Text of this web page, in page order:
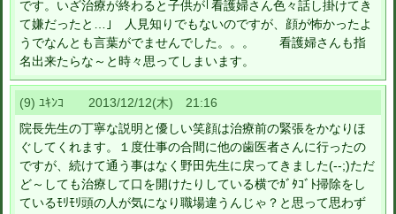
です。いざ治療が終わると子供が｢看護婦さん色々話し掛けてき
て嫌だったと…｣ 人見知りでもないのですが、顔が怖かったよ
うでなんとも言葉がでませんでした。。。 看護婦さんも指
名出来たらな～と時々思ってしまいます。
(9) ﾕｷﾝｺ 2013/12/12(木) 21:16
院長先生の丁寧な説明と優しい笑顔は治療前の緊張をかなりほ
ぐしてくれます。１度仕事の合間に他の歯医者さんに行ったの
ですが、続けて通う事はなく野田先生に戻ってきました(--;)ただ
ど～しても治療して口を開けたりしている横でｶﾞﾀｺﾞﾄ掃除をし
ているﾓﾘﾓﾘ頭の人が気になり職場違うんじゃ？と思って思わず